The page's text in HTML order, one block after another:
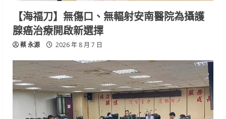
【海福刀】無傷口、無輻射安南醫院為攝護
腺癌治療開啟新選擇
蔡 永源 2026 年 8 月 7 日